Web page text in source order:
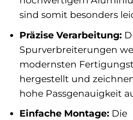
sind somit besonders
Präzise Verarbeitung:
Spurverbreiterungen
modernsten
hergestellt und
hohe Passgenauigkeit
Einfache Montage:Die